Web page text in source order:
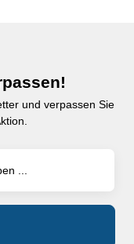
und verpassen Sie